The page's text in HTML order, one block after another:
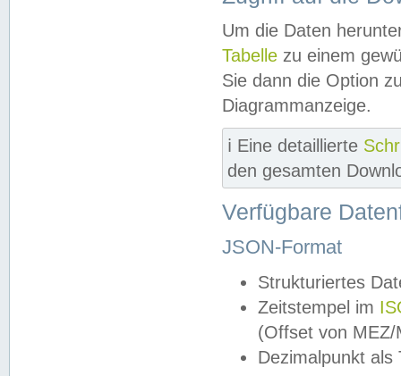
Um die Daten
Tabelle zu einem
Sie dann die Option
Diagrammanzeige.
ℹ️ Eine detaillierte
den gesamten
Verfügbare
JSON-Format
Strukturiertes
Zeitstempel im
(Offset von MEZ/
Dezimalpunkt als